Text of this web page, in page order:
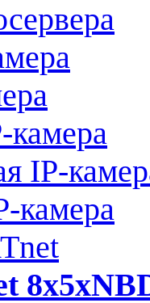
IP-
камера